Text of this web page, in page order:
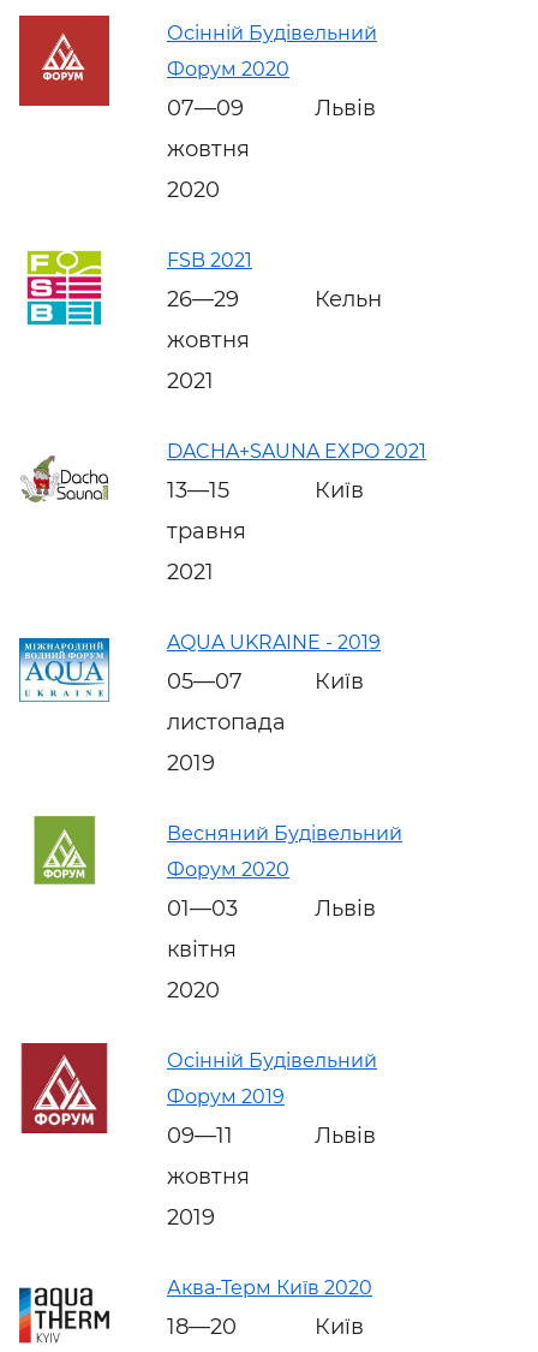
Осінній Будівельний
Форум 2020
07—09
жовтня
2020
Львів
FSB 2021
26—29
жовтня
2021
Кельн
DACHA+SAUNA EXPO 2021
13—15
травня
2021
Київ
AQUA UKRAINE - 2019
05—07
листопада
2019
Київ
Весняний Будівельний
Форум 2020
01—03
квітня
2020
Львів
Осінній Будівельний
Форум 2019
09—11
жовтня
2019
Львів
Аква-Терм Київ 2020
18—20
Київ